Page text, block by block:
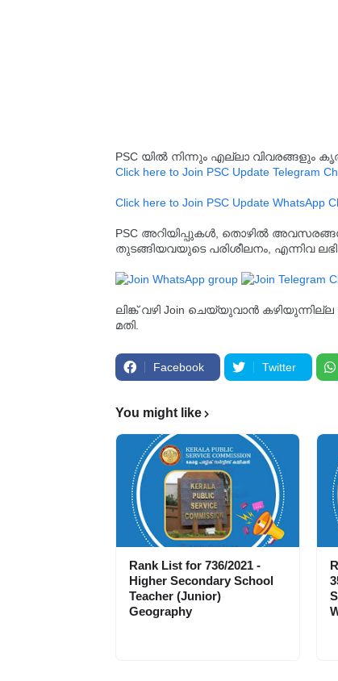
PSC യിൽ നിന്നും എല്ലാ
Click here to Join PSC Update Telegram
Click here to Join PSC Update WhatsApp
PSC അറിയിപ്പുകൾ, തൊഴിൽ അവസരങ്ങൾ,
തുടങ്ങിയവയുടെ പരിശീലനം, എന്നിവ
ലിങ്ക് വഴി Join ചെയ്യുവാൻ കഴിയുന്നില്ല
മതി.
Facebook Twitter
You might like
Rank List for 736/2021 -
Higher Secondary School
Teacher (Junior)
Geography